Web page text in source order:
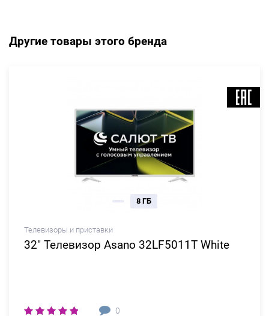
Другие товары этого бренда
Телевизоры и приставки
32" Телевизор Asano 32LF5011T White
0
8 ГБ